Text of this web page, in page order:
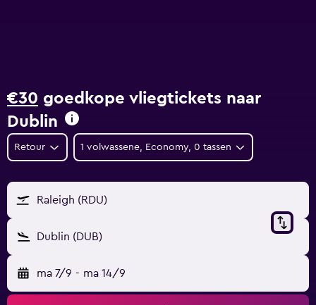
€30 goedkope vliegtickets naar
Dublin
Retour 1 volwassene, Economy, 0 tassen
Raleigh (RDU)
Dublin (DUB)
ma 7/9 - ma 14/9